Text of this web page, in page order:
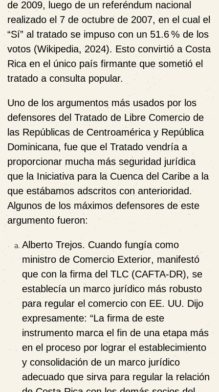
de 2009, luego de un referéndum nacional
realizado el 7 de octubre de 2007, en el cual el
“Sí” al tratado se impuso con un 51.6 % de los
votos (Wikipedia, 2024). Esto convirtió a Costa
Rica en el único país firmante que sometió el
tratado a consulta popular.
Uno de los argumentos más usados por los
defensores del Tratado de Libre Comercio de
las Repúblicas de Centroamérica y República
Dominicana, fue que el Tratado vendría a
proporcionar mucha más seguridad jurídica
que la Iniciativa para la Cuenca del Caribe a la
que estábamos adscritos con anterioridad.
Algunos de los máximos defensores de este
argumento fueron:
Alberto Trejos. Cuando fungía como
ministro de Comercio Exterior, manifestó
que con la firma del TLC (CAFTA-DR), se
establecía un marco jurídico más robusto
para regular el comercio con EE. UU. Dijo
expresamente: “La firma de este
instrumento marca el fin de una etapa más
en el proceso por lograr el establecimiento
y consolidación de un marco jurídico
adecuado que sirva para regular la relación